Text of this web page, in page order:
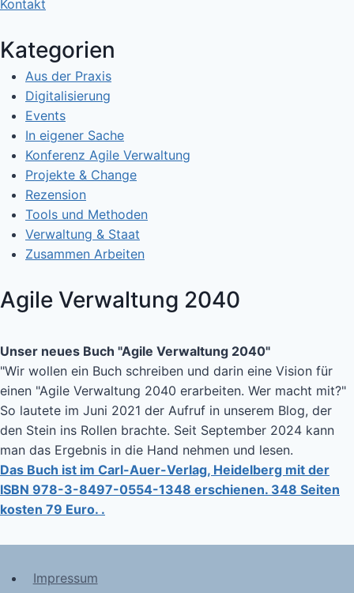
Kontakt
Kategorien
Aus der Praxis
Digitalisierung
Events
In eigener Sache
Konferenz Agile Verwaltung
Projekte & Change
Rezension
Tools und Methoden
Verwaltung & Staat
Zusammen Arbeiten
Agile Verwaltung 2040
Unser neues Buch "Agile Verwaltung 2040"
"Wir wollen ein Buch schreiben und darin eine Vision für
einen "Agile Verwaltung 2040 erarbeiten. Wer macht mit?"
So lautete im Juni 2021 der Aufruf in unserem Blog, der
den Stein ins Rollen brachte. Seit September 2024 kann
man das Ergebnis in die Hand nehmen und lesen.
Das Buch ist im Carl-Auer-Verlag, Heidelberg mit der
ISBN 978-3-8497-0554-1348 erschienen. 348 Seiten
kosten 79 Euro. .
Impressum